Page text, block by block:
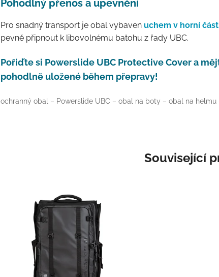
Pohodlný přenos a upevnění
Pro snadný transport je obal vybaven uchem v horní
pevně připnout k libovolnému batohu z řady UBC.
Pořiďte si Powerslide UBC Protective Cover a
pohodlně uložené během přepravy!
ochranný obal – Powerslide UBC – obal na boty – obal na
Související